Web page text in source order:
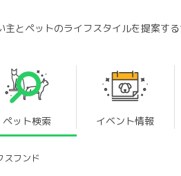
主とペットのライフスタイルを提案す
ペット検索 イベント情報
スフンド